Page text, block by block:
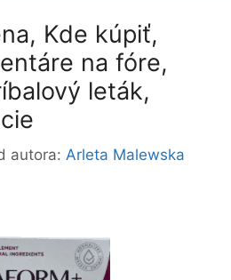
Kde kúpiť,
na fóre,
leták,
autora: Arleta Malewska